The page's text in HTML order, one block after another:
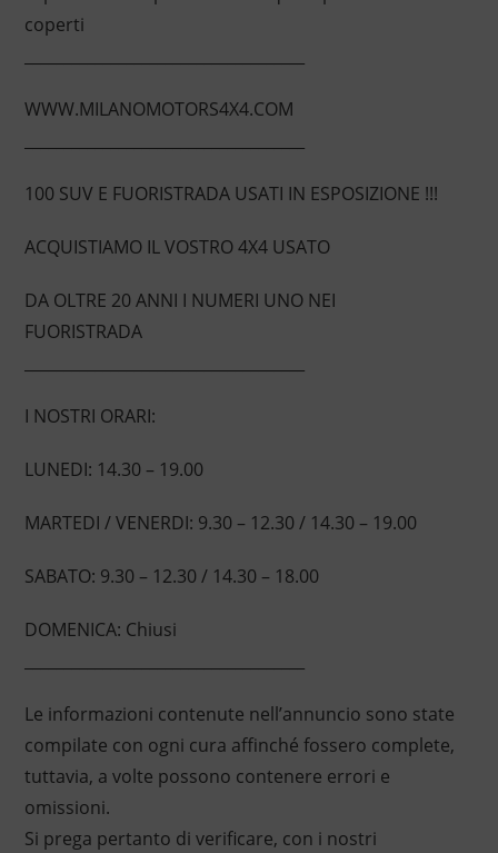
coperti
WWW.MILANOMOTORS4X4.COM
100 SUV E FUORISTRADA USATI IN ESPOSIZIONE !!!
ACQUISTIAMO IL VOSTRO 4X4 USATO
DA OLTRE 20 ANNI I NUMERI UNO NEI
FUORISTRADA
I NOSTRI ORARI:
LUNEDI: 14.30 – 19.00
MARTEDI / VENERDI: 9.30 – 12.30 / 14.30 – 19.00
SABATO: 9.30 – 12.30 / 14.30 – 18.00
DOMENICA: Chiusi
Le informazioni contenute nell’annuncio sono state
compilate con ogni cura affinché fossero complete,
tuttavia, a volte possono contenere errori e
omissioni.
Si prega pertanto di verificare, con i nostri